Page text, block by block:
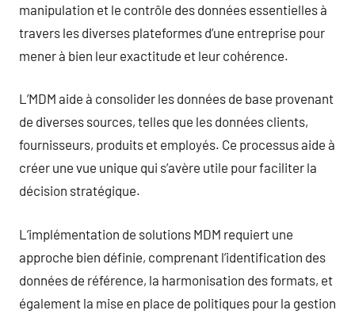
manipulation et le contrôle des données essentielles à
travers les diverses plateformes d’une entreprise pour
mener à bien leur exactitude et leur cohérence.
L’MDM aide à consolider les données de base provenant
de diverses sources, telles que les données clients,
fournisseurs, produits et employés. Ce processus aide à
créer une vue unique qui s’avère utile pour faciliter la
décision stratégique.
L’implémentation de solutions MDM requiert une
approche bien définie, comprenant l’identification des
données de référence, la harmonisation des formats, et
également la mise en place de politiques pour la gestion